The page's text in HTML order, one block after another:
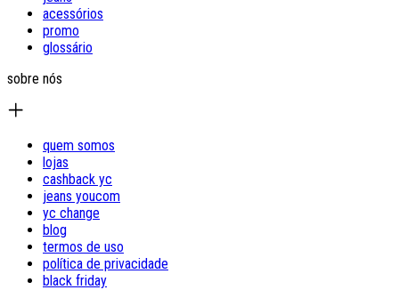
acessórios
promo
glossário
sobre nós
quem somos
lojas
cashback yc
jeans youcom
yc change
blog
termos de uso
política de privacidade
black friday